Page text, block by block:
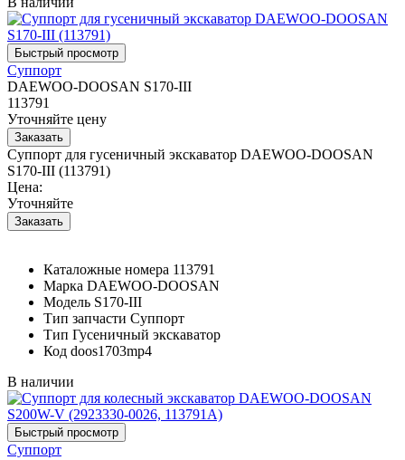
Суппорт
DAEWOO-DOOSAN S170-III
113791
Уточняйте цену
Суппорт для гусеничный экскаватор DAEWOO-DOOSAN
S170-III (113791)
Цена:
Уточняйте
Каталожные номера 113791
Марка DAEWOO-DOOSAN
Модель S170-III
Тип запчасти Суппорт
Тип Гусеничный экскаватор
Код doos1703mp4
В наличии
Суппорт